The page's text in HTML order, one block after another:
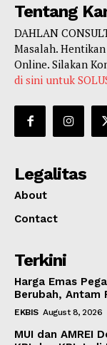
Tentang
DAHLAN
Masalah.
Online. Silakan
di sini untuk
Legalitas
About
Contact
Terkini
Harga Emas
Berubah, Antam
EKBIS August 8, 2026
MUI dan AMREI